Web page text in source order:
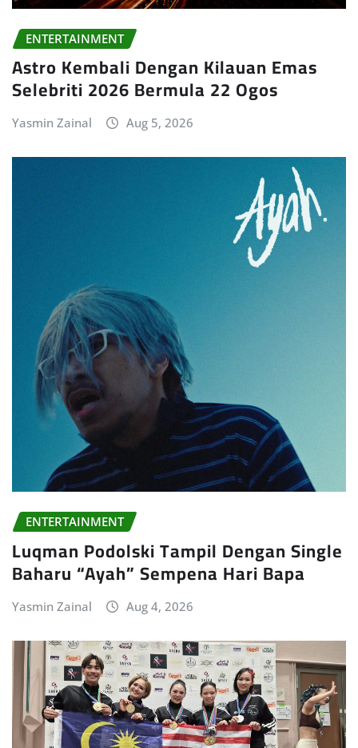
ENTERTAINMENT
Astro Kembali Dengan Kilauan Emas
Selebriti 2026 Bermula 22 Ogos
Yasmin Zainal Aug 5, 2026
ENTERTAINMENT
Luqman Podolski Tampil Dengan Single
Baharu “Ayah” Sempena Hari Bapa
Yasmin Zainal Aug 4, 2026